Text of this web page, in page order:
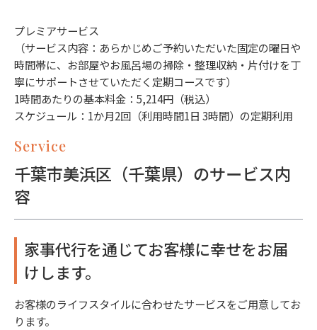
プレミアサービス
（サービス内容：あらかじめご予約いただいた固定の曜日や
時間帯に、お部屋やお風呂場の掃除・整理収納・片付けを丁
寧にサポートさせていただく定期コースです）
1時間あたりの基本料金：5,214円（税込）
スケジュール：1か月2回（利用時間1日 3時間）の定期利用
Service
千葉市美浜区（千葉県）のサービス内
容
家事代行を通じてお客様に幸せをお届
けします。
お客様のライフスタイルに合わせたサービスをご用意してお
ります。